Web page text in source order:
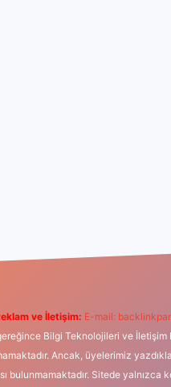
ve İletişim: E-mail:
Bilgi Teknolojileri ve
Ancak, üyelerimiz
bulunmamaktadır. Sitede